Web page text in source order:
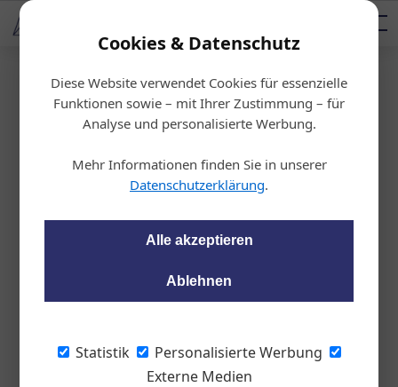
Cookies & Datenschutz
Diese Website verwendet Cookies für essenzielle
Funktionen sowie – mit Ihrer Zustimmung – für
Analyse und personalisierte Werbung.
Mehr Informationen finden Sie in unserer
Datenschutzerklärung.
Alle akzeptieren
Ablehnen
Statistik
Personalisierte Werbung
Externe Medien
AUTOMOTIVE SERVICES
AUTOMOTIVE AKADEMIE
Podcast
Startseite/Auto & Politik
Generation Golf
paktklasse
19.06.2024, 11:13 Uhr
Anlässlich des 50sten Geburtstags des
die Volkswagen Konzernspitze ein klares
Bekenntnis zum Golf auch in der